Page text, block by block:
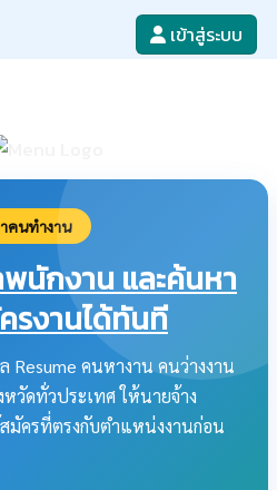
เข้าสู่ระบบ
คนทำงาน
นักงาน และค้นหา
รงานได้ทันที
Resume คนหางาน คนว่างงาน
วัดทั่วประเทศ ให้นายจ้าง
มัครที่ตรงกับตำแหน่งงานก่อน